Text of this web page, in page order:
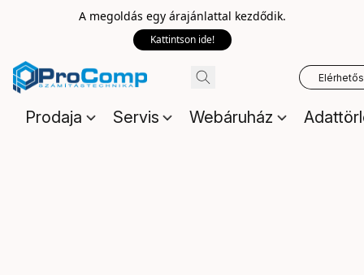
A megoldás egy árajánlattal kezdődik.
Kattintson ide!
Prodaja Servis Webáruház